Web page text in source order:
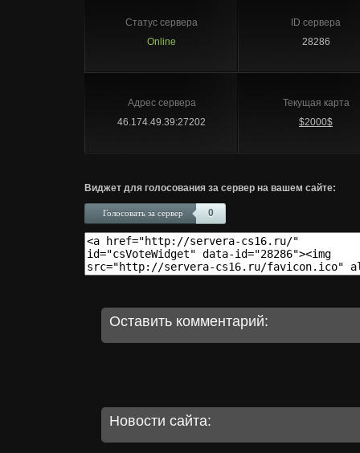
Статус сервера
Online
ID сервера
28286
Адрес сервера
46.174.49.39:27202
Текущая карта
$2000$
Виджет для голосования за сервер на вашем сайте:
0
Голосовать за сервер
Оставить комментарий:
Новости сайта: